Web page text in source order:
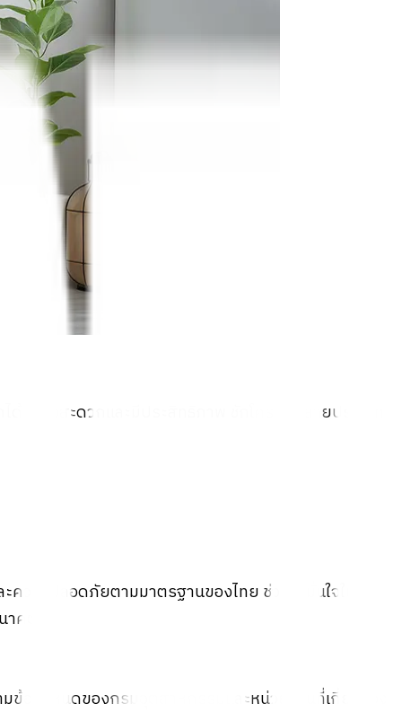
ย่างสะดวกและมีประสิทธิภาพ ชักโครกมีหลายประเภท
ามปลอดภัยตามมาตรฐานของไทย ช่วยให้มั่นใจใน
คต
กำหนดของกรมอุตสาหกรรมและหน่วยงานที่เกี่ยวข้อง